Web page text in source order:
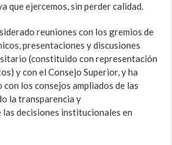
que ejercemos, sin perder calidad.
reuniones con los gremios de
presentaciones y discusiones
(constituido con representación
y con el Consejo Superior, y ha
los consejos ampliados de las
la transparencia y
decisiones institucionales en